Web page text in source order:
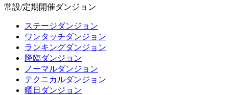
常設/定期開催ダンジョン
ステージダンジョン
ワンタッチダンジョン
ランキングダンジョン
降臨ダンジョン
ノーマルダンジョン
テクニカルダンジョン
曜日ダンジョン